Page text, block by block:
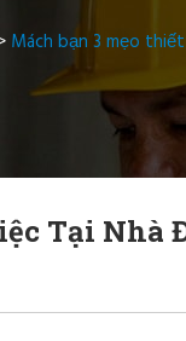
Mách bạn 3 mẹo
Tại Nhà